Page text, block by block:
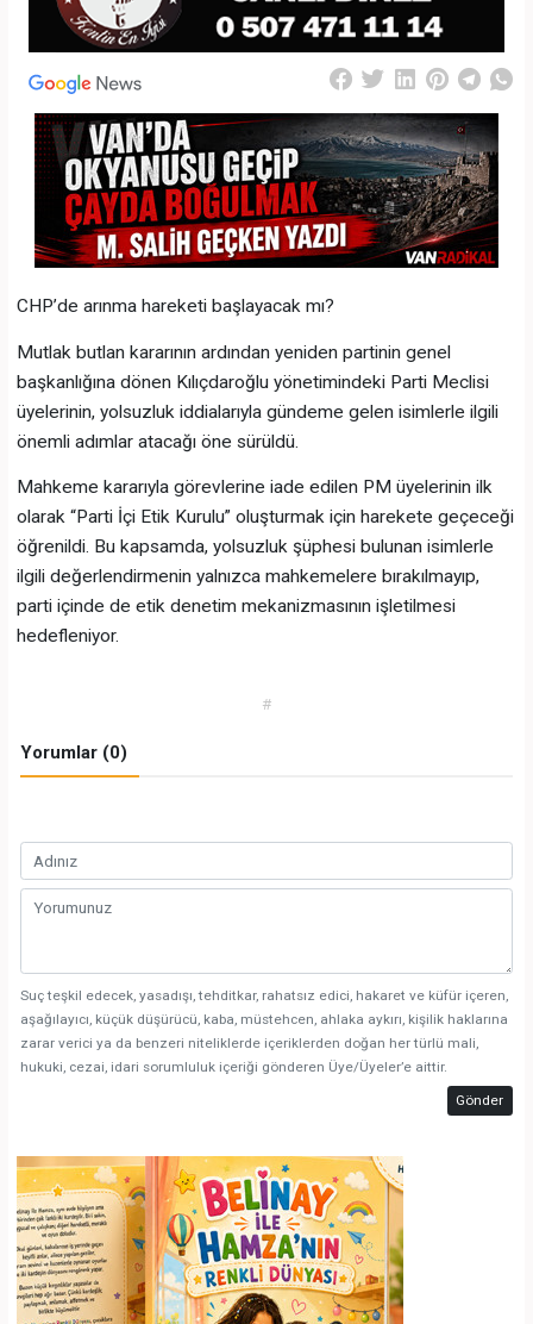
CHP’de arınma hareketi başlayacak mı?
Mutlak butlan kararının ardından yeniden partinin genel
başkanlığına dönen Kılıçdaroğlu yönetimindeki Parti Meclisi
üyelerinin, yolsuzluk iddialarıyla gündeme gelen isimlerle ilgili
önemli adımlar atacağı öne sürüldü.
Mahkeme kararıyla görevlerine iade edilen PM üyelerinin ilk
olarak “Parti İçi Etik Kurulu” oluşturmak için harekete geçeceği
öğrenildi. Bu kapsamda, yolsuzluk şüphesi bulunan isimlerle
ilgili değerlendirmenin yalnızca mahkemelere bırakılmayıp,
parti içinde de etik denetim mekanizmasının işletilmesi
hedefleniyor.
#
Yorumlar (0)
Suç teşkil edecek, yasadışı, tehditkar, rahatsız edici, hakaret ve küfür içeren,
aşağılayıcı, küçük düşürücü, kaba, müstehcen, ahlaka aykırı, kişilik haklarına
zarar verici ya da benzeri niteliklerde içeriklerden doğan her türlü mali,
hukuki, cezai, idari sorumluluk içeriği gönderen Üye/Üyeler’e aittir.
Gönder